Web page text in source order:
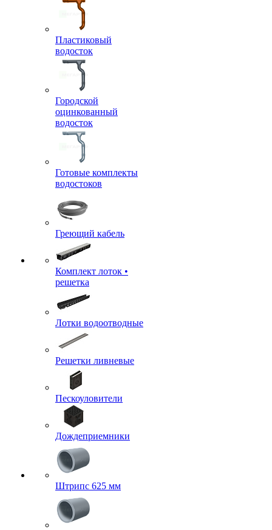
Пластиковый
водосток
Городской
оцинкованный
водосток
Готовые комплекты
водостоков
Греющий кабель
Комплект лоток •
решетка
Лотки водоотводные
Решетки ливневые
Пескоуловители
Дождеприемники
Штрипс 625 мм